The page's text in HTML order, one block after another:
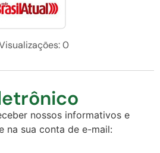
0
nossos informativos e
na sua conta de e-mail: